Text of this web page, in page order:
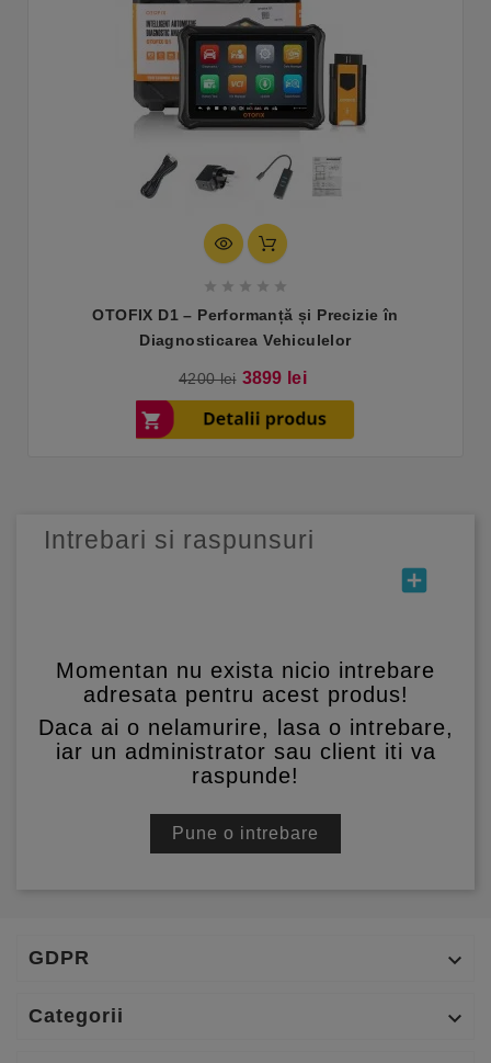
    
OTOFIX D1 – Performanță și Precizie în
Diagnosticarea Vehiculelor
4200 lei 3899 lei
baza
Intrebari si raspunsuri
add_box
Momentan nu exista nicio intrebare
adresata pentru acest produs!
Daca ai o nelamurire, lasa o intrebare,
iar un administrator sau client iti va
raspunde!
Pune o intrebare
GDPR 
Categorii 